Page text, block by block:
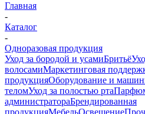
Главная
-
Каталог
-
Одноразовая продукция
Уход за бородой и усамиБритьё
волосамиМаркетинговая
продукцияОборудование и
теломУход за полостью рта
администратораБрендированная
продукцияМебельОсвещение